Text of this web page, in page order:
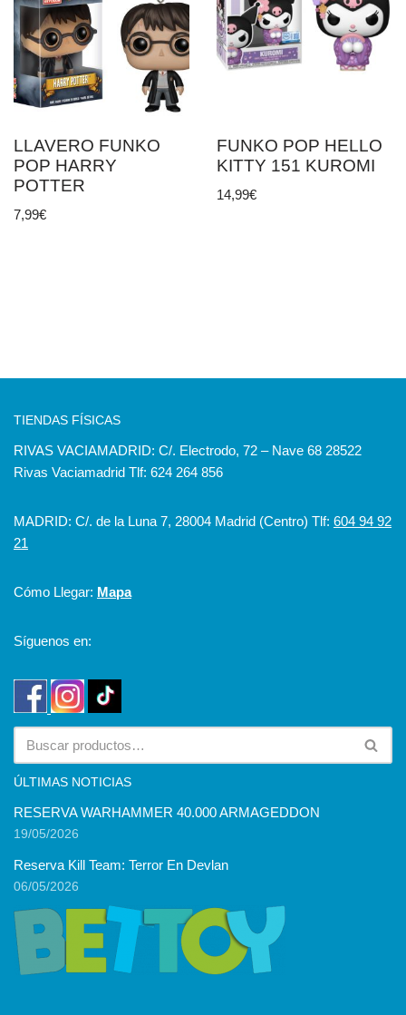
LLAVERO FUNKO
POP HARRY
POTTER
7,99€
FUNKO POP HELLO
KITTY 151 KUROMI
14,99€
TIENDAS FÍSICAS
RIVAS VACIAMADRID: C/. Electrodo, 72 – Nave 68 28522
Rivas Vaciamadrid Tlf: 624 264 856
MADRID: C/. de la Luna 7, 28004 Madrid (Centro) Tlf: 604 94 92
21
Cómo Llegar: Mapa
Síguenos en:
ÚLTIMAS NOTICIAS
RESERVA WARHAMMER 40.000 ARMAGEDDON
19/05/2026
Reserva Kill Team: Terror En Devlan
06/05/2026